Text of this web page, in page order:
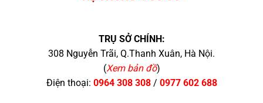
TRỤ SỞ CHÍNH:
308 Nguyễn Trãi, Q.Thanh Xuân, Hà Nội.
(Xem bản đồ)
Điện thoại: 0964 308 308/ 0977 602 688